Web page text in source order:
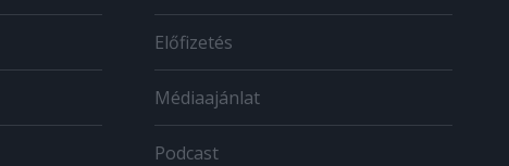
Előfizetés
Médiaajánlat
Podcast